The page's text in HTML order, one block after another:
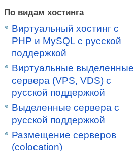
По видам хостинга
Виртуальный хостинг c
PHP и MySQL с русской
поддержкой
Виртуальные выделенные
сервера (VPS, VDS) с
русской поддержкой
Выделенные сервера с
русской поддержкой
Размещение серверов
(colocation)